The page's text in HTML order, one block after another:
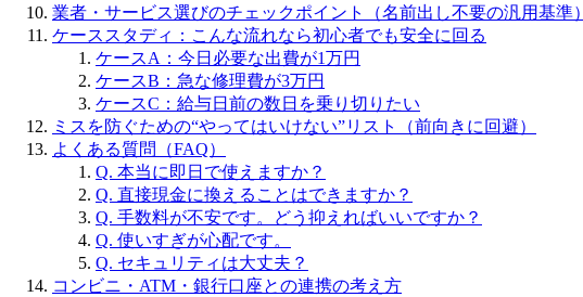
業者・サービス選びのチェックポイント（名前出し不要の汎用基準）
ケーススタディ：こんな流れなら初心者でも安全に回る
ケースA：今日必要な出費が1万円
ケースB：急な修理費が3万円
ケースC：給与日前の数日を乗り切りたい
ミスを防ぐための“やってはいけない”リスト（前向きに回避）
よくある質問（FAQ）
Q. 本当に即日で使えますか？
Q. 直接現金に換えることはできますか？
Q. 手数料が不安です。どう抑えればいいですか？
Q. 使いすぎが心配です。
Q. セキュリティは大丈夫？
コンビニ・ATM・銀行口座との連携の考え方